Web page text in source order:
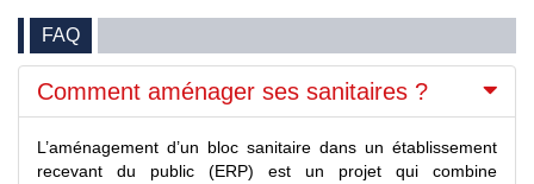
FAQ
Comment aménager ses sanitaires ?
L’aménagement d’un bloc sanitaire dans un établissement
recevant du public (ERP) est un projet qui combine